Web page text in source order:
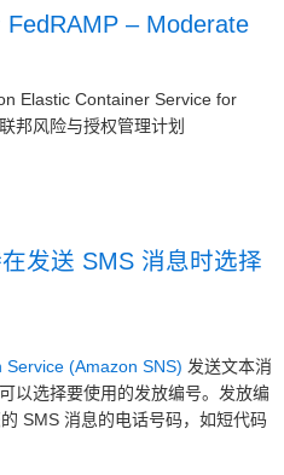
– Moderate
Elastic Container Service for
邦风险与授权管理计划
发送 SMS 消息时选择
(Amazon SNS) 发送文本消
以选择要使用的发放编号。发放编
SMS 消息的电话号码，如短代码